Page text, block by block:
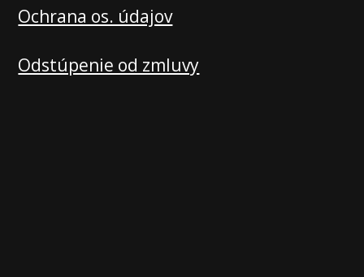
Ochrana os. údajov
Odstúpenie od zmluvy